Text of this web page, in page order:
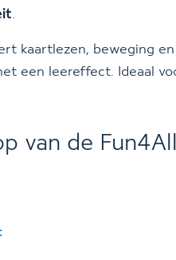
.
kaartlezen, beweging
een leereffect. Ideaal
van de